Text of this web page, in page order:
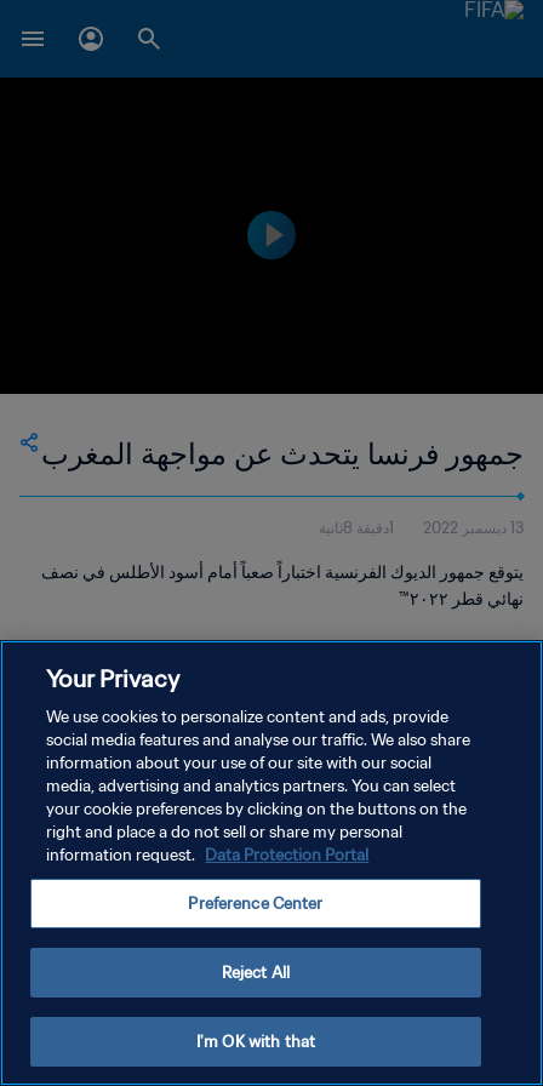
جمهور فرنسا يتحدث عن مواجهة المغرب
13 ديسمبر 2022 1دقيقة 8ثانية
يتوقع جمهور الديوك الفرنسية اختباراً صعباً أمام أسود الأطلس في نصف
نهائي قطر ٢٠٢٢™
سياسة الخصوصية
شروط الخدمة
إدارة تفضيلات ملفات تعريف الارتباط
Your Privacy
We use cookies to personalize content and ads, provide
social media features and analyse our traffic. We also share
information about your use of our site with our social
media, advertising and analytics partners. You can select
your cookie preferences by clicking on the buttons on the
right and place a do not sell or share my personal
information request. Data Protection Portal
Preference Center
Reject All
I'm OK with that